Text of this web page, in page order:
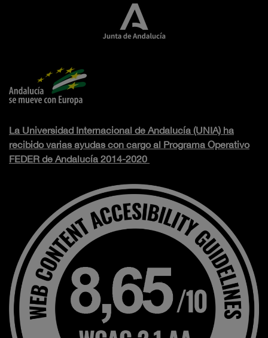
La Universidad Internacional de Andalucía (UNIA) ha
recibido varias ayudas con cargo al Programa Operativo
FEDER de Andalucía 2014-2020